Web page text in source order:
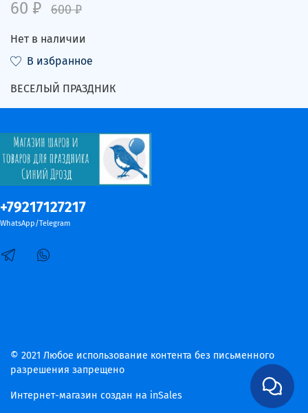
60 ₽ 600 ₽
Нет в наличии
В избранное
ВЕСЕЛЫЙ ПРАЗДНИК
+79217127217
WhatsApp/Telegram
© 2021 Любое использование контента без письменного
разрешения запрещено
Интернет-магазин создан на inSales